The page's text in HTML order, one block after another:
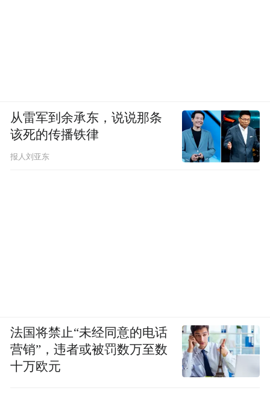
从雷军到余承东，说说那条
该死的传播铁律
报人刘亚东
法国将禁止“未经同意的电话
营销”，违者或被罚数万至数
十万欧元